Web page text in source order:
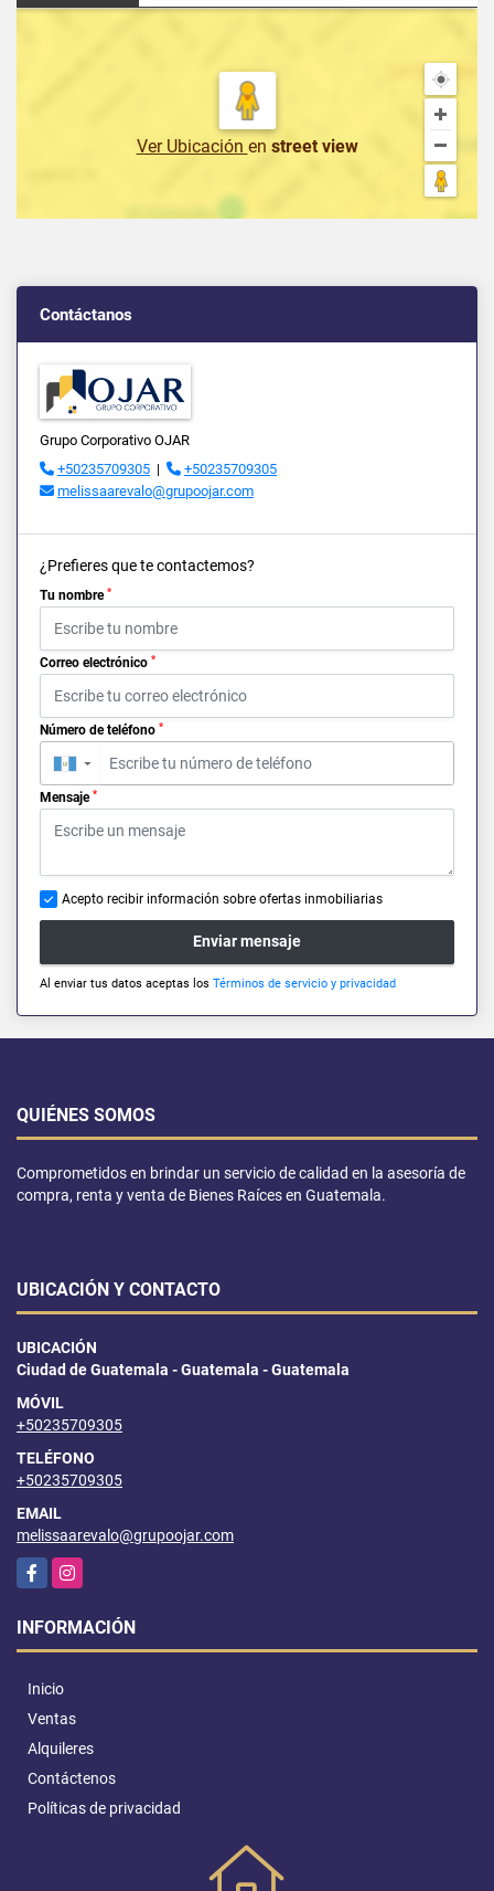
Ver Ubicación en street view
Contáctanos
Grupo Corporativo OJAR
+50235709305 |
+50235709305
melissaarevalo@grupoojar.com
¿Prefieres que te contactemos?
Tu nombre *
Correo electrónico *
Número de teléfono *
▼
Mensaje *
Acepto recibir información sobre ofertas inmobiliarias
Enviar mensaje
Al enviar tus datos aceptas los Términos de servicio y privacidad
QUIÉNES SOMOS
Comprometidos en brindar un servicio de calidad en la asesoría de
compra, renta y venta de Bienes Raíces en Guatemala.
UBICACIÓN Y CONTACTO
UBICACIÓN
Ciudad de Guatemala - Guatemala - Guatemala
MÓVIL
+50235709305
TELÉFONO
+50235709305
EMAIL
melissaarevalo@grupoojar.com
FacebookInstagram
INFORMACIÓN
Inicio
Ventas
Alquileres
Contáctenos
Políticas de privacidad